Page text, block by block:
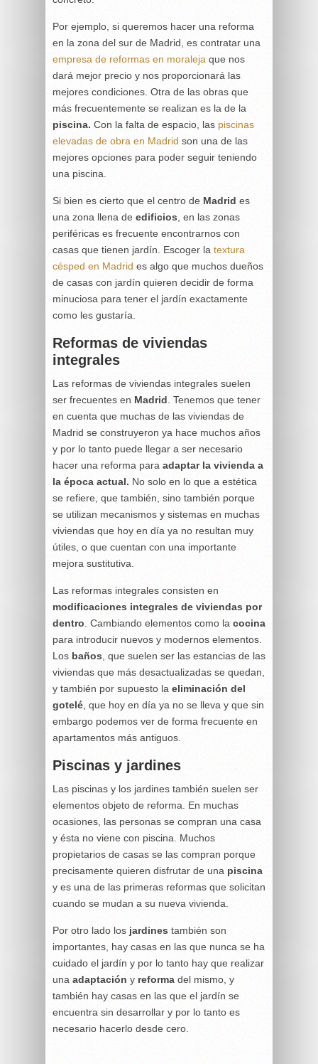
Por ejemplo, si queremos hacer una reforma
en la zona del sur de Madrid, es contratar una
empresa de reformas en moraleja que nos
dará mejor precio y nos proporcionará las
mejores condiciones. Otra de las obras que
más frecuentemente se realizan es la de la
piscina. Con la falta de espacio, las piscinas
elevadas de obra en Madrid son una de las
mejores opciones para poder seguir teniendo
una piscina.
Si bien es cierto que el centro de Madrid es
una zona llena de edificios , en las zonas
periféricas es frecuente encontrarnos con
casas que tienen jardín. Escoger la textura
césped en Madrid es algo que muchos dueños
de casas con jardín quieren decidir de forma
minuciosa para tener el jardín exactamente
como les gustaría.
Reformas de viviendas
integrales
Las reformas de viviendas integrales suelen
ser frecuentes en Madrid . Tenemos que tener
en cuenta que muchas de las viviendas de
Madrid se construyeron ya hace muchos años
y por lo tanto puede llegar a ser necesario
hacer una reforma para adaptar la vivienda a
la época actual. No solo en lo que a estética
se refiere, que también, sino también porque
se utilizan mecanismos y sistemas en muchas
viviendas que hoy en día ya no resultan muy
útiles, o que cuentan con una importante
mejora sustitutiva.
Las reformas integrales consisten en
modificaciones integrales de viviendas por
dentro . Cambiando elementos como la cocina
para introducir nuevos y modernos elementos.
Los baños , que suelen ser las estancias de las
viviendas que más desactualizadas se quedan,
y también por supuesto la eliminación del
gotelé , que hoy en día ya no se lleva y que sin
embargo podemos ver de forma frecuente en
apartamentos más antiguos.
Piscinas y jardines
Las piscinas y los jardines también suelen ser
elementos objeto de reforma. En muchas
ocasiones, las personas se compran una casa
y ésta no viene con piscina. Muchos
propietarios de casas se las compran porque
precisamente quieren disfrutar de una piscina
y es una de las primeras reformas que solicitan
cuando se mudan a su nueva vivienda.
Por otro lado los jardines también son
importantes, hay casas en las que nunca se ha
cuidado el jardín y por lo tanto hay que realizar
una adaptación y reforma del mismo, y
también hay casas en las que el jardín se
encuentra sin desarrollar y por lo tanto es
necesario hacerlo desde cero.